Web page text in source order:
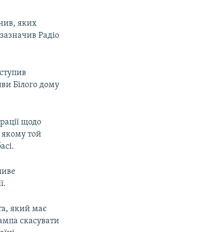
яких
Радіо
Білого дому
щодо
якому той
який має
скасувати